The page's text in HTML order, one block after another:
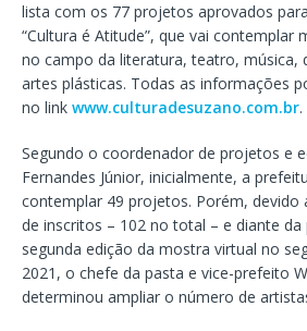
lista com os 77 projetos aprovados
“Cultura é Atitude”, que vai contemplar
no campo da literatura, teatro, música,
artes plásticas. Todas as informações
no link www.culturadesuzano.com.br.
Segundo o coordenador de projetos e
Fernandes Júnior, inicialmente, a
contemplar 49 projetos. Porém, devido
de inscritos – 102 no total – e diante da
segunda edição da mostra virtual no
2021, o chefe da pasta e vice-prefeito
determinou ampliar o número de